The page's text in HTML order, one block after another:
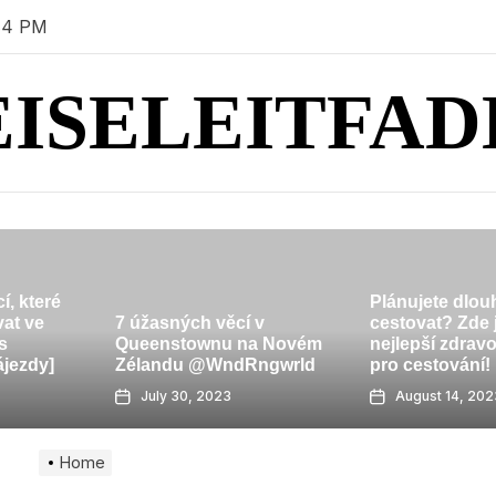
PM
cestovat? Zde jsou
nejlepší zdravotní doplňky
pro cestování!
August 14, 2023
AK Monthly
2015
August 12,
Home